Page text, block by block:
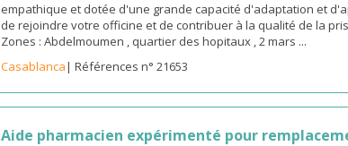
empathique et dotée d'une grande capacité d'adaptation et
de rejoindre votre officine et de contribuer à la qualité de la
Zones : Abdelmoumen , quartier des hopitaux , 2 mars ...
Casablanca| Références n° 21653
Aide pharmacien expérimenté pour